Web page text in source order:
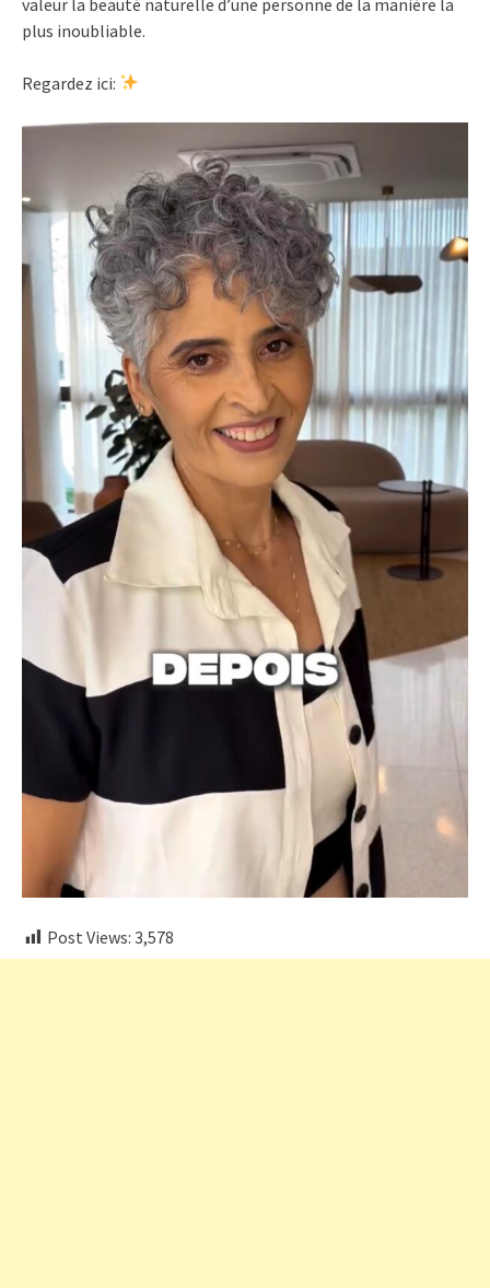
plus inoubliable.
Regardez ici:
Post Views: 3,578